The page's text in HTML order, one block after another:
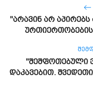
"არავინ არ
ურთიერთობების
"შეშფოთებული
დაკავებით.